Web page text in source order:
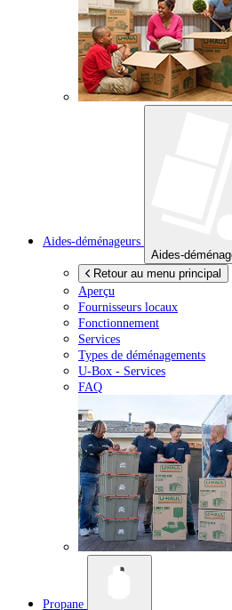
Aides-déménageurs
Aides-
Retour au menu principal
Aperçu
Fournisseurs locaux
Fonctionnement
Services
Types de déménagements
U-Box - Services
FAQ
Propane